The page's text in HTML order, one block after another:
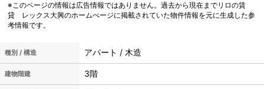
※このページの情報は広告情報ではありません。過去から現在までリロの賃
貸 レックス大興のホームぺージに掲載されていた物件情報を元に生成した参
考情報です。
種別 / 構造 アパート / 木造
建物階建 3階